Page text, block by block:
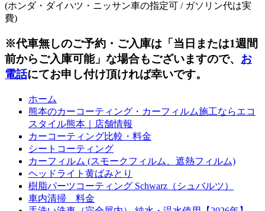
(ホンダ・ダイハツ・ニッサン車の指定可 / ガソリン代は実
費)
※代車無しのご予約・ご入庫は「当日または1週間
前からご入庫可能」な場合もございますので、 お
電話にてお申し付け頂ければ幸いです。
ホーム
熊本のカーコーティング・カーフィルム施工ならエコ
スタイル熊本｜店舗情報
カーコーティング比較・料金
シートコーティング
カーフィルム (スモークフィルム、遮熱フィルム)
ヘッドライト黄ばみとり
樹脂パーツコーティング Schwarz（シュバルツ）
車内清掃 料金